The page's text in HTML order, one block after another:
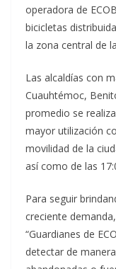
operadora de
bicicletas
la zona central de
Las alcaldías con
Cuauhtémoc,
promedio se
mayor utilización
movilidad de la
así como de las
Para seguir
creciente
“Guardianes de
detectar de